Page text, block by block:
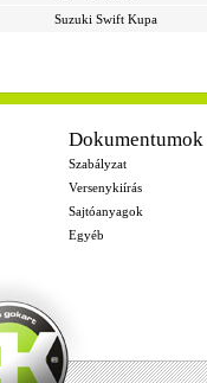
Suzuki Swift Kupa
Dokumentumok
Szabályzat
Versenykiírás
Sajtóanyagok
Egyéb